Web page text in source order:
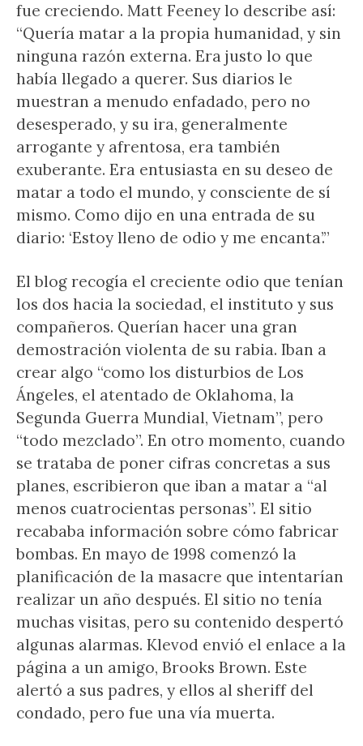
fue creciendo. Matt Feeney lo describe así:
“Quería matar a la propia humanidad, y sin
ninguna razón externa. Era justo lo que
había llegado a querer. Sus diarios le
muestran a menudo enfadado, pero no
desesperado, y su ira, generalmente
arrogante y afrentosa, era también
exuberante. Era entusiasta en su deseo de
matar a todo el mundo, y consciente de sí
mismo. Como dijo en una entrada de su
diario: ‘Estoy lleno de odio y me encanta’.”
El blog recogía el creciente odio que tenían
los dos hacia la sociedad, el instituto y sus
compañeros. Querían hacer una gran
demostración violenta de su rabia. Iban a
crear algo “como los disturbios de Los
Ángeles, el atentado de Oklahoma, la
Segunda Guerra Mundial, Vietnam”, pero
“todo mezclado”. En otro momento, cuando
se trataba de poner cifras concretas a sus
planes, escribieron que iban a matar a “al
menos cuatrocientas personas”. El sitio
recababa información sobre cómo fabricar
bombas. En mayo de 1998 comenzó la
planificación de la masacre que intentarían
realizar un año después. El sitio no tenía
muchas visitas, pero su contenido despertó
algunas alarmas. Klevod envió el enlace a la
página a un amigo, Brooks Brown. Este
alertó a sus padres, y ellos al sheriff del
condado, pero fue una vía muerta.